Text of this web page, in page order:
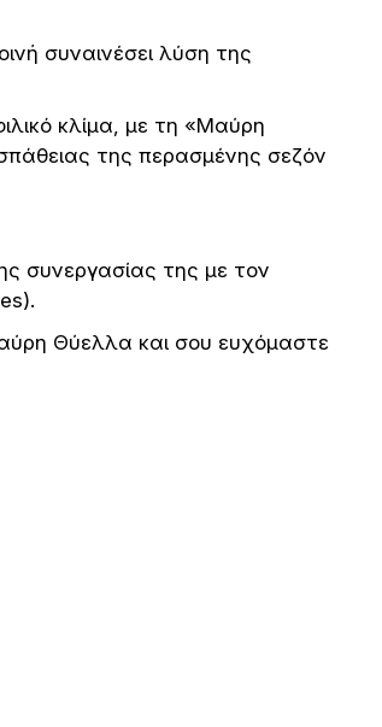
συναινέσει λύση της
κλίμα, με τη «Μαύρη
της περασμένης σεζόν
συνεργασίας της με τον
Θύελλα και σου ευχόμαστε